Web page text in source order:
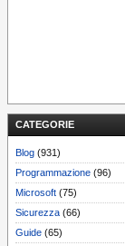
CATEGORIE
Blog (931)
Programmazione (96)
Microsoft (75)
Sicurezza (66)
Guide (65)